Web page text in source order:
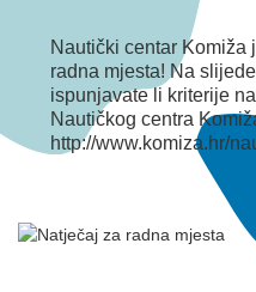
Nautički centar Komiža
radna mjesta! Na
ispunjavate li kriterije
Nautičkog centra
http://www.komiza.hr/